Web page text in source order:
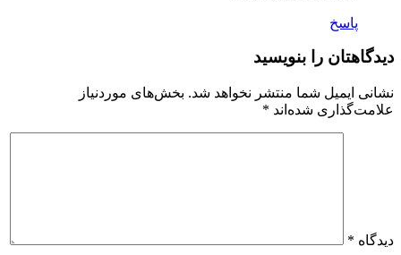
پاسخ
دیدگاهتان را بنویسید
نشانی ایمیل شما منتشر نخواهد شد. بخش‌های موردنیاز
علامت‌گذاری شده‌اند *
دیدگاه *